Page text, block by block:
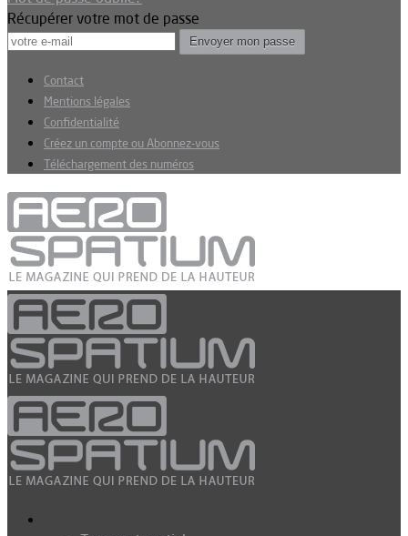
Récupérer votre mot de passe
Contact
Mentions légales
Confidentialité
Créez un compte ou Abonnez-vous
Téléchargement des numéros